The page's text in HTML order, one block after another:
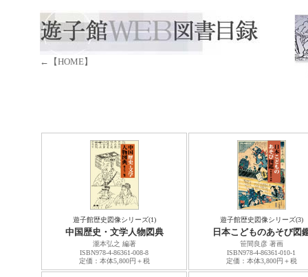
←【HOME】
遊子館歴史図像シリーズ(1)
中国歴史・文学人物図典
瀧本弘之 編著
ISBN978-4-86361-008-8
定価：本体5,800円＋税
遊子館歴史図像シリーズ(3)
日本こどものあそび図
笹間良彦 著画
ISBN978-4-86361-010-1
定価：本体3,800円＋税